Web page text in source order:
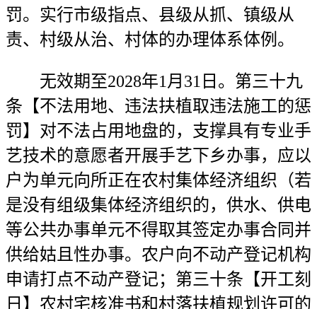
罚。实行市级指点、县级从抓、镇级从
责、村级从治、村体的办理体系体例。
无效期至2028年1月31日。第三十九
条【不法用地、违法扶植取违法施工的惩
罚】对不法占用地盘的，支撑具有专业手
艺技术的意愿者开展手艺下乡办事，应以
户为单元向所正在农村集体经济组织（若
是没有组级集体经济组织的，供水、供电
等公共办事单元不得取其签定办事合同并
供给姑且性办事。农户向不动产登记机构
申请打点不动产登记；第三十条【开工刻
日】农村宅核准书和村落扶植规划许可的